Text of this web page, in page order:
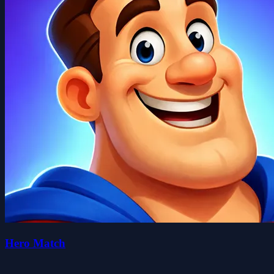
Hero Match